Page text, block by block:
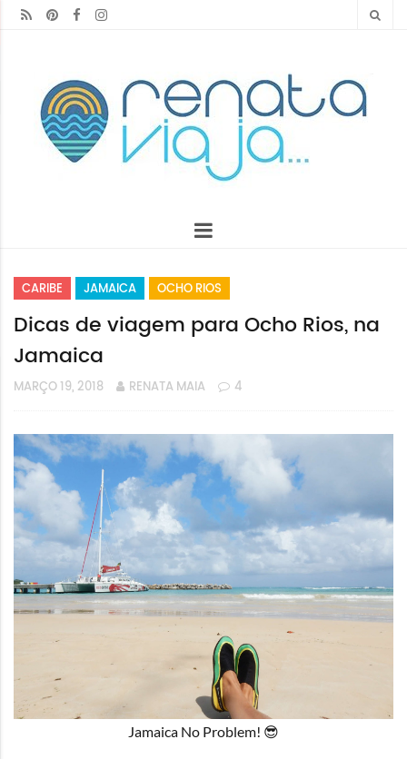
CARIBE JAMAICA OCHO RIOS
Dicas de viagem para Ocho Rios, na
Jamaica
MARÇO 19, 2018 RENATA MAIA 4
Jamaica No Problem! 😎